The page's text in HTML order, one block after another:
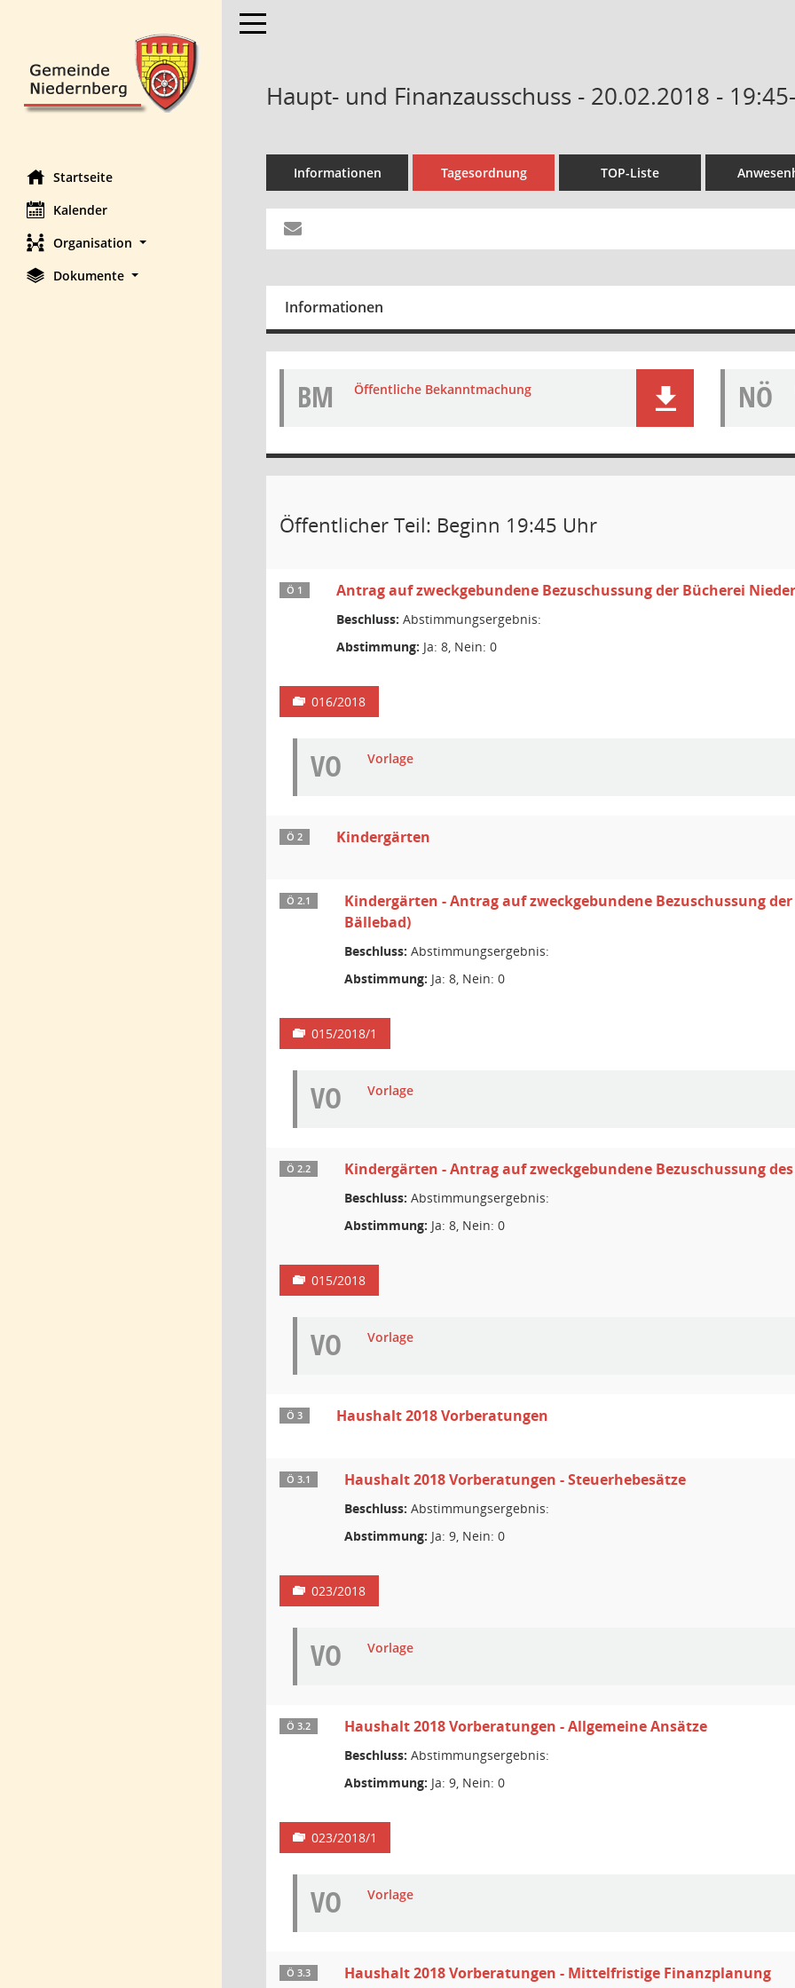
Startseite
Kalender
Organisation
Dokumente
Toggle navigation
Haupt- und Finanzausschuss - 20.02.2018 -
Informationen Tagesordnung TOP-Liste
Informationen
BM Öffentliche Bekanntmachung NÖ
Öffentlicher Teil: Beginn 19:45 Uhr
Ö 1 Antrag auf zweckgebundene Bezuschussung der Bücherei
Beschluss: Abstimmungsergebnis:
Abstimmung: Ja: 8, Nein: 0
016/2018
VO Vorlage
Ö 2 Kindergärten
Ö 2.1
Kindergärten - Antrag auf zweckgebundene Bezuschussung
Bällebad)
Beschluss: Abstimmungsergebnis:
Abstimmung: Ja: 8, Nein: 0
015/2018/1
VO Vorlage
Ö 2.2 Kindergärten - Antrag auf zweckgebundene Bezuschussung
Beschluss: Abstimmungsergebnis:
Abstimmung: Ja: 8, Nein: 0
015/2018
VO Vorlage
Ö 3 Haushalt 2018 Vorberatungen
Ö 3.1 Haushalt 2018 Vorberatungen - Steuerhebesätze
Beschluss: Abstimmungsergebnis:
Abstimmung: Ja: 9, Nein: 0
023/2018
VO Vorlage
Ö 3.2 Haushalt 2018 Vorberatungen - Allgemeine Ansätze
Beschluss: Abstimmungsergebnis:
Abstimmung: Ja: 9, Nein: 0
023/2018/1
VO Vorlage
Ö 3.3 Haushalt 2018 Vorberatungen - Mittelfristige Finanzplanung